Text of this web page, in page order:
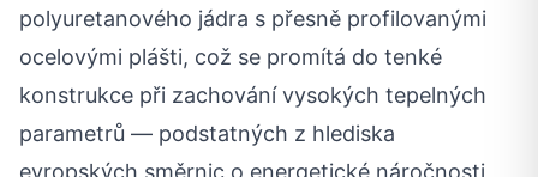
polyuretanového jádra s přesně profilovanými
ocelovými plášti, což se promítá do tenké
konstrukce při zachování vysokých tepelných
parametrů — podstatných z hlediska